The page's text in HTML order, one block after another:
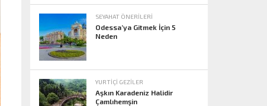
SEYAHAT ÖNERILERI
Odessa’ya Gitmek İçin 5
Neden
YURTIÇI GEZILER
Aşkın Karadeniz Halidir
Çamlıhemşin